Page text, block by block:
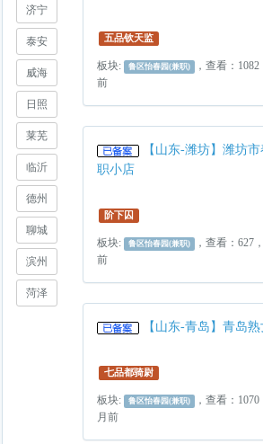
济宁
泰安
威海
日照
莱芜
临沂
德州
聊城
滨州
菏泽
五品钦天监
板块: 鲁区怡春园(兼职)
，查看：
前
【山东-潍坊】潍坊
职小店
阶下囚
板块: 鲁区怡春园(兼职)
，查看：627
前
【山东-青岛】青岛
七品都骑尉
板块: 鲁区怡春园(兼职)
，查看：
月前